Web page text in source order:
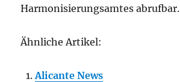
Harmonisierungsamtes abrufbar.
Ähnliche Artikel:
Alicante News